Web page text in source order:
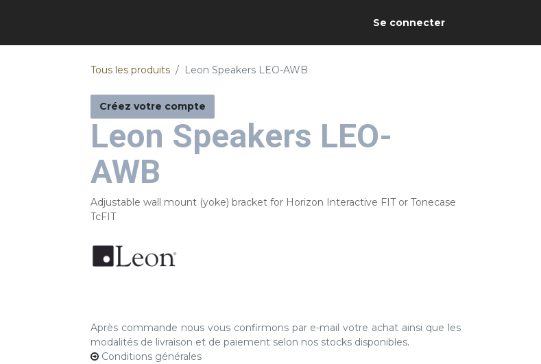
Se connecter
Tous les produits Leon Speakers LEO-AWB
Créez votre compte
Leon Speakers LEO-
AWB
Adjustable wall mount (yoke) bracket for Horizon Interactive FIT or Tonecase
TcFIT
Après commande nous vous confirmons par e-mail votre achat ainsi que les
modalités de livraison et de paiement selon nos stocks disponibles.
Conditions générales